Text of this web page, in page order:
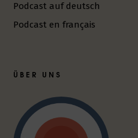
Podcast auf deutsch
Podcast en français
ÜBER UNS